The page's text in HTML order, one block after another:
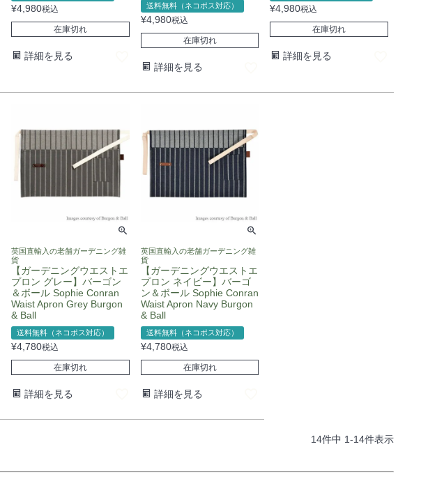
¥4,980税込
在庫切れ
詳細を見る
送料無料（ネコポス対応）
¥4,980税込
在庫切れ
詳細を見る
¥4,980税込
在庫切れ
詳細を見る
英国直輸入の老舗ガーデニング雑
貨
【ガーデニングウエストエ
プロン グレー】バーゴン
＆ボール Sophie Conran
Waist Apron Grey Burgon
& Ball
送料無料（ネコポス対応）
¥4,780税込
在庫切れ
詳細を見る
英国直輸入の老舗ガーデニング雑
貨
【ガーデニングウエストエ
プロン ネイビー】バーゴ
ン＆ボール Sophie Conran
Waist Apron Navy Burgon
& Ball
送料無料（ネコポス対応）
¥4,780税込
在庫切れ
詳細を見る
14件中 1-14件表示